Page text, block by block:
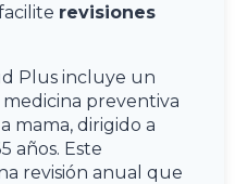
revisiones
Plus incluye un
preventiva
mama, dirigido a
años. Este
revisión anual que